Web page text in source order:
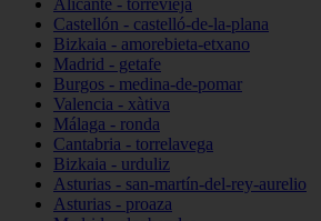
Alicante - torrevieja
Castellón - castelló-de-la-plana
Bizkaia - amorebieta-etxano
Madrid - getafe
Burgos - medina-de-pomar
Valencia - xàtiva
Málaga - ronda
Cantabria - torrelavega
Bizkaia - urduliz
Asturias - san-martín-del-rey-aurelio
Asturias - proaza